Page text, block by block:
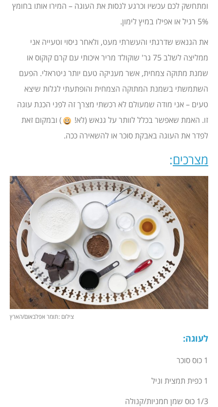
ומתחשק לכם עכשיו וכרגע לנסות את העוגה – המירו אותו בחומץ
5% רגיל או אפילו במיץ לימון.
את הגנאש שדרגתי והעשרתי מעט, ולאחר ניסוי וטעייה אני
ממליצה לשלב 75 גר' שוקולד מריר איכותי עם קרם קוקוס או
שמנת מתוקה צמחית, אשר מעניקה טעם יותר ניטראלי. הפעם
השתמשתי בשמנת המתוקה הצמחית והופתעתי לגלות שיצא
טעים – אני מודה שמעולם לא רכשתי מצרך זה לפני הכנת עוגה
זו. האמת שאפשר בכלל לוותר על גנאש (לא!
) ובמקום זאת
לפדר את העוגה באבקת סוכר או להשאירה ככה.
מצרכים:
צילום :תומר אפלבאום/הארץ
לעוגה:
1 כוס סוכר
1 כפית תמצית וניל
1/3 כוס שמן חמניות/קנולה